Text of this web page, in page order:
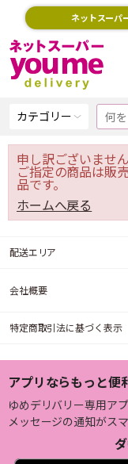
ネットスーパ
カテゴリー
申し訳ございません
ご指定の商品は販
品です。
ホームへ戻る
配送エリア
会社概要
特定商取引法に基づく表示
アプリならもっと便
ゆめデリバリー専用アプ
メッセージの通知がス